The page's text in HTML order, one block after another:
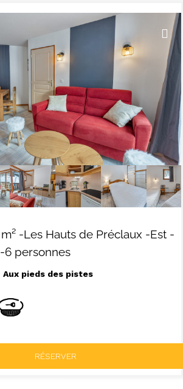
m² -Les Hauts de Préclaux -Est -
-6 personnes
Aux pieds des pistes
RÉSERVER